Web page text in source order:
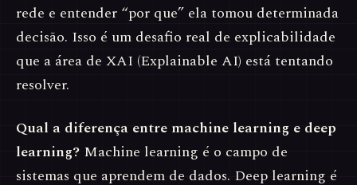
rede e entender “por que” ela tomou determinada
decisão. Isso é um desafio real de explicabilidade
que a área de XAI (Explainable AI) está tentando
resolver.
Qual a diferença entre machine learning e deep
learning? Machine learning é o campo de
sistemas que aprendem de dados. Deep learning é